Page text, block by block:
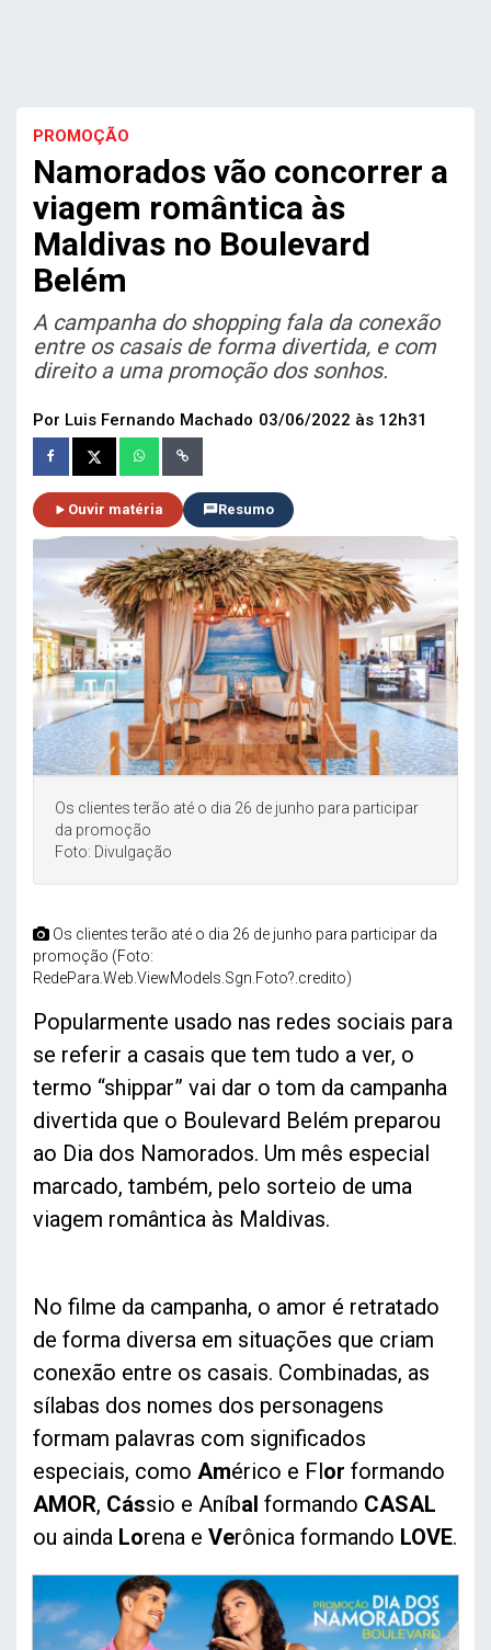
PROMOÇÃO
Namorados vão concorrer a
viagem romântica às
Maldivas no Boulevard
Belém
A campanha do shopping fala da conexão
entre os casais de forma divertida, e com
direito a uma promoção dos sonhos.
Por Luis Fernando Machado 03/06/2022 às 12h31
Ouvir matéria Resumo
Os clientes terão até o dia 26 de junho para participar
da promoção
Foto: Divulgação
Os clientes terão até o dia 26 de junho para participar da
promoção (Foto:
RedePara.Web.ViewModels.Sgn.Foto?.credito)
Popularmente usado nas redes sociais para
se referir a casais que tem tudo a ver, o
termo “shippar” vai dar o tom da campanha
divertida que o Boulevard Belém preparou
ao Dia dos Namorados. Um mês especial
marcado, também, pelo sorteio de uma
viagem romântica às Maldivas.
No filme da campanha, o amor é retratado
de forma diversa em situações que criam
conexão entre os casais. Combinadas, as
sílabas dos nomes dos personagens
formam palavras com significados
especiais, como Américo e Flor formando
AMOR, Cássio e Aníbal formando CASAL
ou ainda Lorena e Verônica formando LOVE.